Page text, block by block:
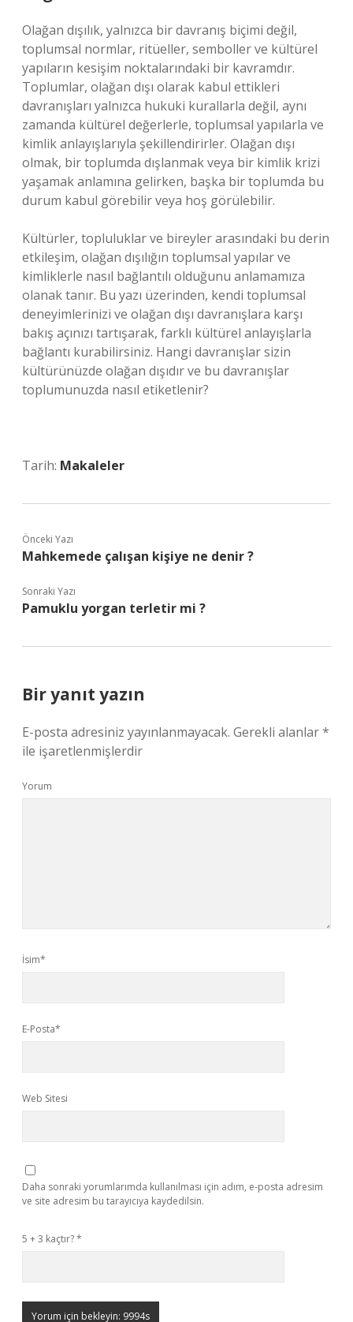
Olağan dışılık, yalnızca bir davranış biçimi değil,
toplumsal normlar, ritüeller, semboller ve kültürel
yapıların kesişim noktalarındaki bir kavramdır.
Toplumlar, olağan dışı olarak kabul ettikleri
davranışları yalnızca hukuki kurallarla değil, aynı
zamanda kültürel değerlerle, toplumsal yapılarla ve
kimlik anlayışlarıyla şekillendirirler. Olağan dışı
olmak, bir toplumda dışlanmak veya bir kimlik krizi
yaşamak anlamına gelirken, başka bir toplumda bu
durum kabul görebilir veya hoş görülebilir.
Kültürler, topluluklar ve bireyler arasındaki bu derin
etkileşim, olağan dışılığın toplumsal yapılar ve
kimliklerle nasıl bağlantılı olduğunu anlamamıza
olanak tanır. Bu yazı üzerinden, kendi toplumsal
deneyimlerinizi ve olağan dışı davranışlara karşı
bakış açınızı tartışarak, farklı kültürel anlayışlarla
bağlantı kurabilirsiniz. Hangi davranışlar sizin
kültürünüzde olağan dışıdır ve bu davranışlar
toplumunuzda nasıl etiketlenir?
Tarih: Makaleler
Önceki Yazı
Mahkemede çalışan kişiye ne denir ?
Sonraki Yazı
Pamuklu yorgan terletir mi ?
Bir yanıt yazın
E-posta adresiniz yayınlanmayacak. Gerekli alanlar*
ile işaretlenmişlerdir
Yorum
İsim*
E-Posta*
Web Sitesi
Daha sonraki yorumlarımda kullanılması için adım, e-posta adresim
ve site adresim bu tarayıcıya kaydedilsin.
5 + 3 kaçtır?*